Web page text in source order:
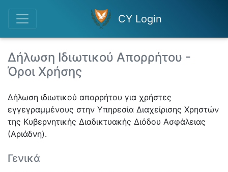
CY Login
Δήλωση Ιδιωτικού Απορρήτου -
Όροι Χρήσης
Δήλωση ιδιωτικού απορρήτου για χρήστες
εγγεγραμμένους στην Υπηρεσία Διαχείρισης Χρηστών
της Κυβερνητικής Διαδικτυακής Διόδου Ασφάλειας
(Αριάδνη).
Γενικά